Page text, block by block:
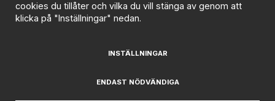
Cookie inställningar
cookies du tillåter och vilka du vill stänga av genom att
klicka på "Inställningar" nedan.
INSTÄLLNINGAR
ENDAST NÖDVÄNDIGA